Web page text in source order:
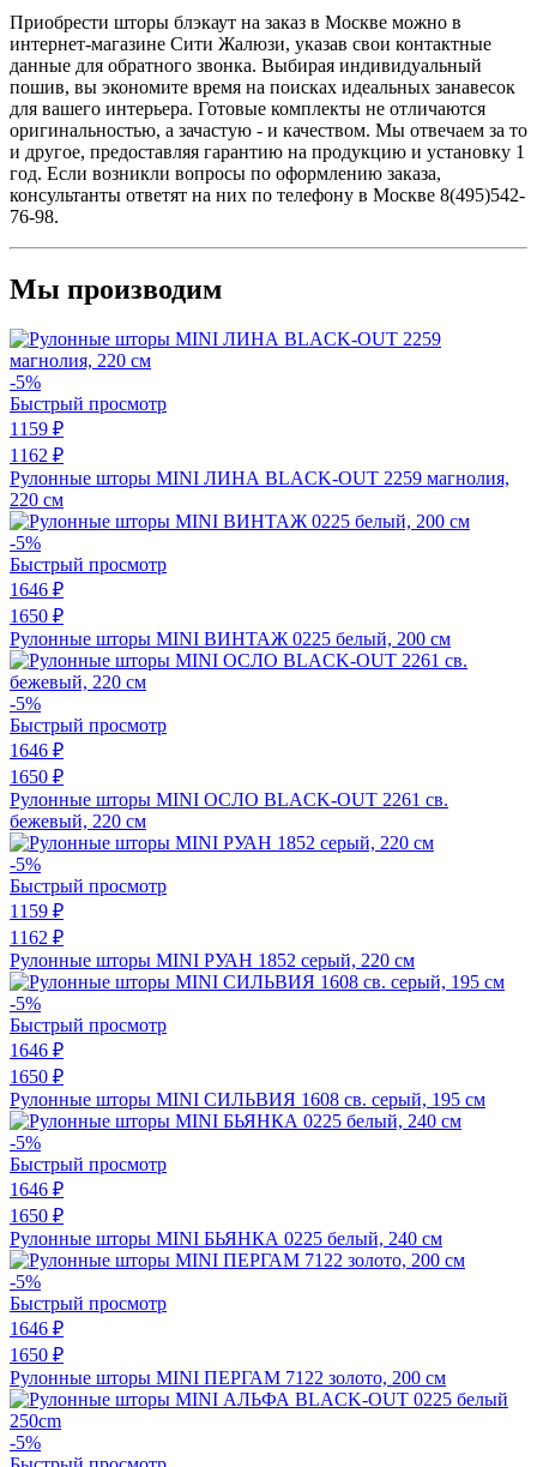
Приобрести шторы блэкаут на заказ в Москве можно в
интернет-магазине Сити Жалюзи, указав свои контактные
данные для обратного звонка. Выбирая индивидуальный
пошив, вы экономите время на поисках идеальных занавесок
для вашего интерьера. Готовые комплекты не отличаются
оригинальностью, а зачастую - и качеством. Мы отвечаем за то
и другое, предоставляя гарантию на продукцию и установку 1
год. Если возникли вопросы по оформлению заказа,
консультанты ответят на них по телефону в Москве 8(495)542-
76-98.
Мы производим
-5%
Быстрый просмотр
1159 ₽
1162 ₽
Рулонные шторы MINI ЛИНА BLACK-OUT 2259 магнолия,
220 см
-5%
Быстрый просмотр
1646 ₽
1650 ₽
Рулонные шторы MINI ВИНТАЖ 0225 белый, 200 см
-5%
Быстрый просмотр
1646 ₽
1650 ₽
Рулонные шторы MINI ОСЛО BLACK-OUT 2261 св.
бежевый, 220 см
-5%
Быстрый просмотр
1159 ₽
1162 ₽
Рулонные шторы MINI РУАН 1852 серый, 220 см
-5%
Быстрый просмотр
1646 ₽
1650 ₽
Рулонные шторы MINI СИЛЬВИЯ 1608 св. серый, 195 см
-5%
Быстрый просмотр
1646 ₽
1650 ₽
Рулонные шторы MINI БЬЯНКА 0225 белый, 240 см
-5%
Быстрый просмотр
1646 ₽
1650 ₽
Рулонные шторы MINI ПЕРГАМ 7122 золото, 200 см
-5%